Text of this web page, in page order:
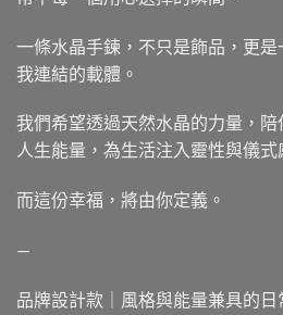
一條水晶手鍊，不只是飾品，更
我連結的載體。
我們希望透過天然水晶的力量，
人生能量，為生活注入靈性與儀式
而這份幸福，將由你定義。
—
品牌設計款｜風格與能量兼具的日